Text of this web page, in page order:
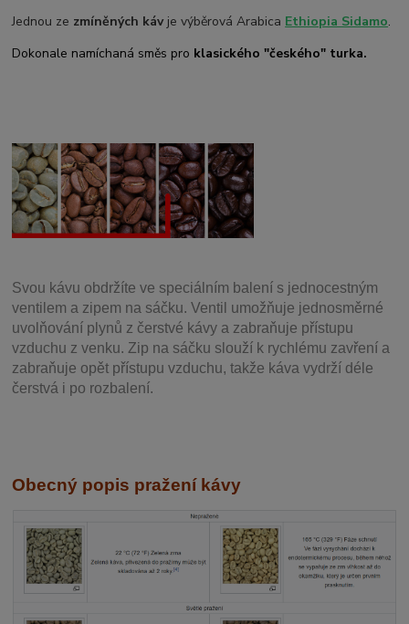
Jednou ze zmíněných kávje výběrová Arabica Ethiopia Sidamo.
Dokonale namíchaná směs pro klasického "českého" turka.
Svou kávu obdržíte ve speciálním balení s jednocestným
ventilem a zipem na sáčku. Ventil umožňuje jednosměrné
uvolňování plynů z čerstvé kávy a zabraňuje přístupu
vzduchu z venku. Zip na sáčku slouží k rychlému zavření a
zabraňuje opět přístupu vzduchu, takže káva vydrží déle
čerstvá i po rozbalení.
Obecný popis pražení kávy